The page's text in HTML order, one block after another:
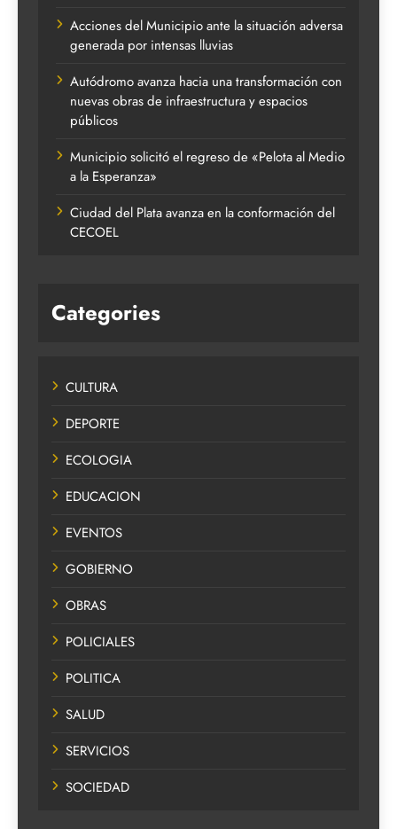
Acciones del Municipio ante la situación adversa
generada por intensas lluvias
Autódromo avanza hacia una transformación con
nuevas obras de infraestructura y espacios
públicos
Municipio solicitó el regreso de «Pelota al Medio
a la Esperanza»
Ciudad del Plata avanza en la conformación del
CECOEL
Categories
CULTURA
DEPORTE
ECOLOGIA
EDUCACION
EVENTOS
GOBIERNO
OBRAS
POLICIALES
POLITICA
SALUD
SERVICIOS
SOCIEDAD